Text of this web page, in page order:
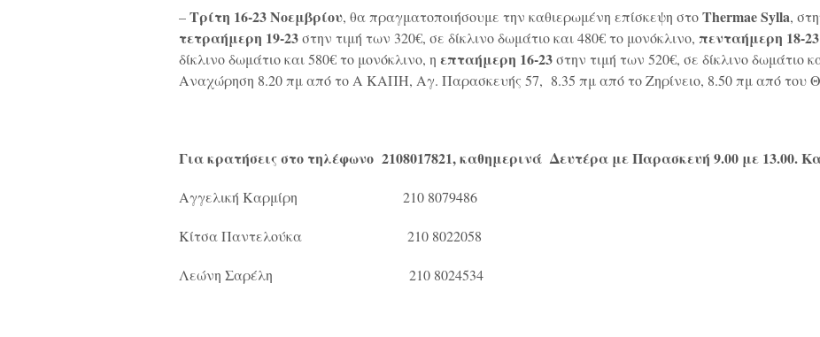
–Τρίτη 16-23 Νοεμβρίου, θα πραγματοποιήσουμε την καθιερωμένη επίσκεψη στοThermaeSylla,
τετραήμερη 19-23στην τιμή των 320€, σε δίκλινο δωμάτιο και 480€ το μονόκλινο, πενταήμερη 18-23
δίκλινο δωμάτιο και 580€ το μονόκλινο, η επταήμερη 16-23στην τιμή των 520€, σε δίκλινο δωμάτιο
Αναχώρηση 8.20 πμ από το Α ΚΑΠΗ, Αγ. Παρασκευής 57, 8.35 πμ από το Ζηρίνειο, 8.50 πμ από του
Για κρατήσεις στο τηλέφωνο 2108017821, καθημερινά Δευτέρα με Παρασκευή 9.00 με 13.00.
Αγγελική Καρμίρη 210 8079486
Κίτσα Παντελούκα 210 8022058
Λεώνη Σαρέλη 210 8024534